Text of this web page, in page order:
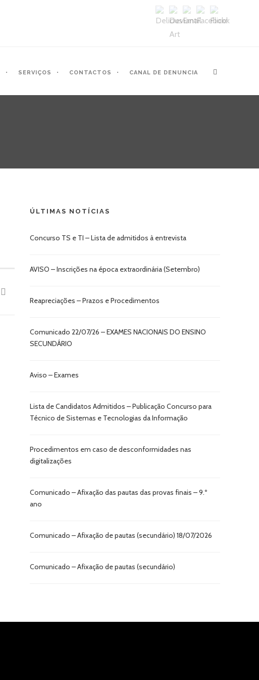
SERVIÇOS CONTACTOS CANAL DE DENUNCIA
ÚLTIMAS NOTÍCIAS
Concurso TS e TI – Lista de admitidos à entrevista
AVISO – Inscrições na época extraordinária (Setembro)
Reapreciações – Prazos e Procedimentos
Comunicado 22/07/26 – EXAMES NACIONAIS DO ENSINO
SECUNDÁRIO
Aviso – Exames
Lista de Candidatos Admitidos – Publicação Concurso para
Técnico de Sistemas e Tecnologias da Informação
Procedimentos em caso de desconformidades nas
digitalizações
Comunicado – Afixação das pautas das provas finais – 9.º
ano
Comunicado – Afixação de pautas (secundário) 18/07/2026
Comunicado – Afixação de pautas (secundário)